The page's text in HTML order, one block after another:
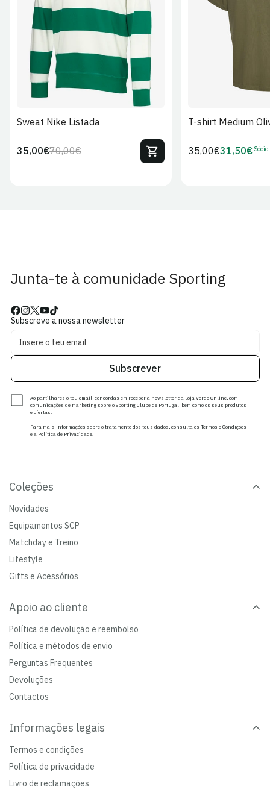
S XL 2XL
Sweat Nike Listada
Preço
70,00€Preço
35,00€
T-shirt Medium
Preço
35,00€Preço
31,50€ Sócio
Junta-te à comunidade Sporting
Subscreve a nossa newsletter
Subscrever
Ao partilhares o teu email, concordas em receber a newsletter da Loja Verde Online, com
comunicações de marketing sobre o Sporting Clube de Portugal, bem como os seus produtos
e ofertas.
Para mais informações sobre o tratamento dos teus dados, consulta os Termos e Condições
e a Política de Privacidade.
Coleções
Novidades
Equipamentos SCP
Matchday e Treino
Lifestyle
Gifts e Acessórios
Apoio ao cliente
Política de devolução e reembolso
Política e métodos de envio
Perguntas Frequentes
Devoluções
Contactos
Informações legais
Termos e condições
Política de privacidade
Livro de reclamações